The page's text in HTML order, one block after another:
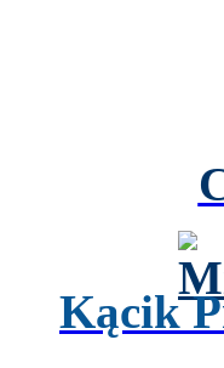
Kącik